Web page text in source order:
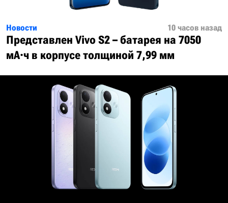
Новости 10 часов назад
Представлен Vivo S2 – батарея на 7050
мА·ч в корпусе толщиной 7,99 мм